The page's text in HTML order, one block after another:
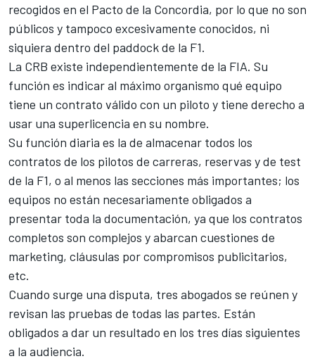
recogidos en el Pacto de la Concordia, por lo que no son
públicos y tampoco excesivamente conocidos, ni
siquiera dentro del paddock de la F1.
La CRB existe independientemente de la FIA. Su
función es indicar al máximo organismo qué equipo
tiene un contrato válido con un piloto y tiene derecho a
usar una superlicencia en su nombre.
Su función diaria es la de almacenar todos los
contratos de los pilotos de carreras, reservas y de test
de la F1, o al menos las secciones más importantes; los
equipos no están necesariamente obligados a
presentar toda la documentación, ya que los contratos
completos son complejos y abarcan cuestiones de
marketing, cláusulas por compromisos publicitarios,
etc.
Cuando surge una disputa, tres abogados se reúnen y
revisan las pruebas de todas las partes. Están
obligados a dar un resultado en los tres días siguientes
a la audiencia.